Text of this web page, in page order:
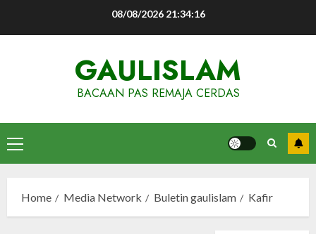
08/08/2026 21:34:17
GAULISLAM
BACAAN PAS REMAJA CERDAS
Primary
Menu
Home Media Network Buletin gaulislam Kafir